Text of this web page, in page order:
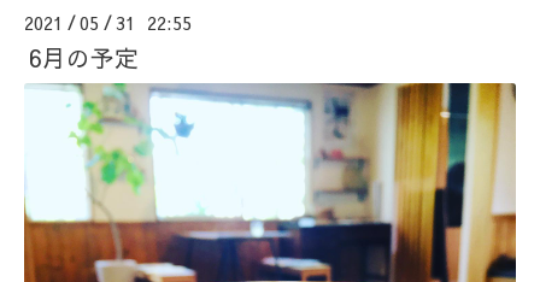
2021 /05 /31 22:55
6月の予定